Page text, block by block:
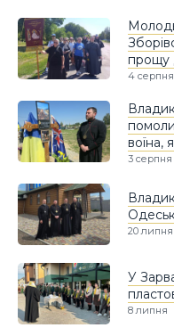
прощу
4 серпня
воїна,
3 серпня
20 липня
У
8 липня